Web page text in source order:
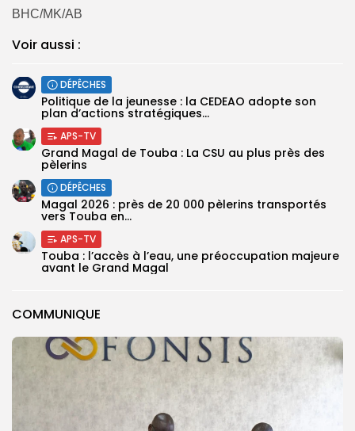
COMMUNIQUE
BHC/MK/AB
Voir aussi :
DÉPÊCHES
Politique de la jeunesse : la CEDEAO adopte son
plan d’actions stratégiques...
APS-TV
Grand Magal de Touba : La CSU au plus près des
pèlerins
DÉPÊCHES
Magal 2026 : près de 20 000 pèlerins transportés
vers Touba en...
APS-TV
Touba : l’accès à l’eau, une préoccupation majeure
avant le Grand Magal